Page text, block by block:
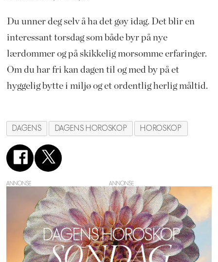
Du unner deg selv å ha det gøy idag. Det blir en
interessant torsdag som både byr på nye
lærdommer og på skikkelig morsomme erfaringer.
Om du har fri kan dagen til og med by på et
hyggelig bytte i miljø og et ordentlig herlig måltid.
DAGENS DAGENS HOROSKOP HOROSKOP
ANNONSE